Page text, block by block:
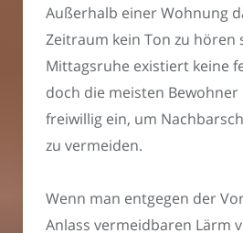
Außerhalb einer Wohnung
Zeitraum kein Ton zu hören
Mittagsruhe existiert keine
doch die meisten Bewohner
freiwillig ein, um
zu vermeiden.
Wenn man entgegen der
Anlass vermeidbaren Lärm